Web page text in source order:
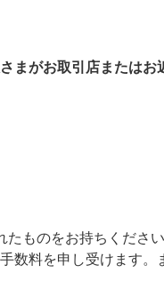
まがお取引店または
ものをお持ちください
数料を申し受けます。